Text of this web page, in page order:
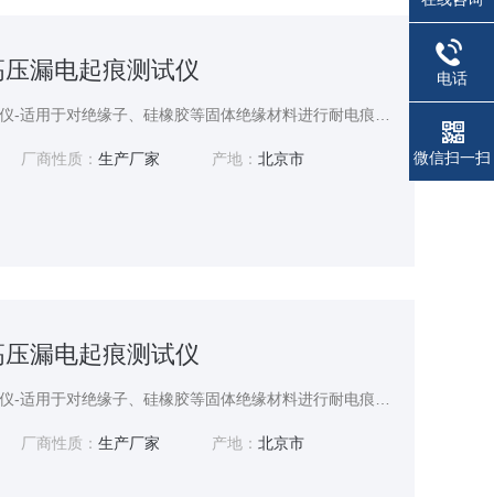
漏电起痕测试仪
厂商性质： 生产厂家 产地：北京市
漏电起痕测试仪
厂商性质： 生产厂家 产地：北京市
电话
微信扫一扫